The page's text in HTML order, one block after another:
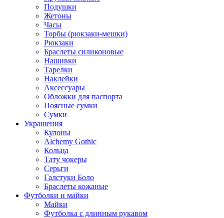
Подушки
Жетоны
Часы
Торбы (рюкзаки-мешки)
Рюкзаки
Браслеты силиконовые
Нашивки
Тарелки
Наклейки
Аксессуары
Обложки для паспорта
Поясные сумки
Сумки
Украшения
Кулоны
Alchemy Gothic
Кольца
Тату чокеры
Серьги
Галстуки Боло
Браслеты кожаные
Футболки и майки
Майки
Футболка с длинным рукавом